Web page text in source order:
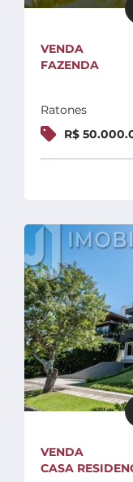
VENDA
FAZENDA
Ratones
R$
VENDA
CASA